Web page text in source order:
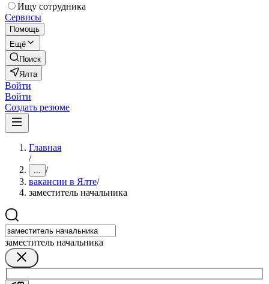
Ищу сотрудника
Сервисы
Помощь
Ещё
Поиск
Ялта
Войти
Войти
Создать резюме
Главная
/
... /
вакансии в Ялте/
заместитель начальника
заместитель начальника